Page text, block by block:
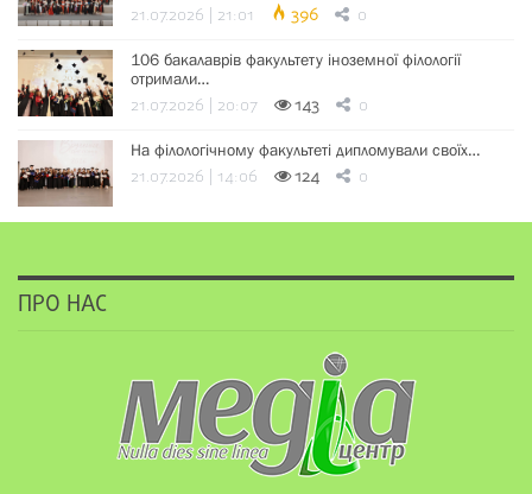
21.07.2026 | 21:01 396 0
106 бакалаврів факультету іноземної філології
отримали…
21.07.2026 | 20:07 143 0
На філологічному факультеті дипломували своїх…
21.07.2026 | 14:06 124 0
ПРО НАС